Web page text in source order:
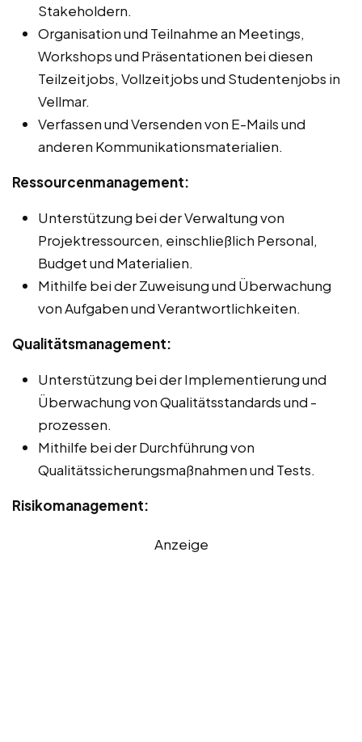
Stakeholdern.
Organisation und Teilnahme an Meetings,
Workshops und Präsentationen bei diesen
Teilzeitjobs, Vollzeitjobs und Studentenjobs in
Vellmar.
Verfassen und Versenden von E-Mails und
anderen Kommunikationsmaterialien.
Ressourcenmanagement:
Unterstützung bei der Verwaltung von
Projektressourcen, einschließlich Personal,
Budget und Materialien.
Mithilfe bei der Zuweisung und Überwachung
von Aufgaben und Verantwortlichkeiten.
Qualitätsmanagement:
Unterstützung bei der Implementierung und
Überwachung von Qualitätsstandards und -
prozessen.
Mithilfe bei der Durchführung von
Qualitätssicherungsmaßnahmen und Tests.
Risikomanagement:
Anzeige